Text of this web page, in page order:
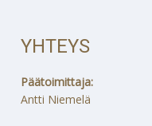
YHTEYS
Päätoimittaja:
Antti Niemelä